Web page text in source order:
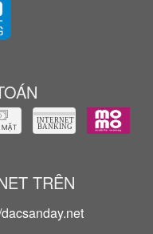
TRÊN